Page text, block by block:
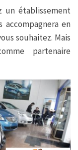
un établissement
en
souhaitez. Mais
partenaire